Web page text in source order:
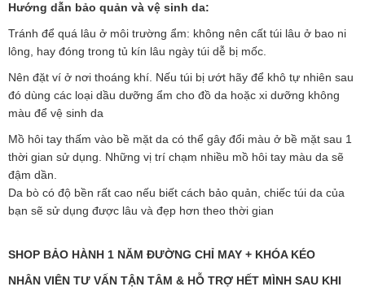
Hướng dẫn bảo quản và vệ sinh da:
Tránh để quá lâu ở môi trường ẩm: không nên cất túi lâu ở bao ni
lông, hay đóng trong tủ kín lâu ngày túi dễ bị mốc.
Nên đặt ví ở nơi thoáng khí. Nếu túi bị ướt hãy để khô tự nhiên sau
đó dùng các loại dầu dưỡng ẩm cho đồ da hoặc xi dưỡng không
màu để vệ sinh da
Mồ hôi tay thấm vào bề mặt da có thể gây đổi màu ở bề mặt sau 1
thời gian sử dụng. Những vị trí chạm nhiều mồ hôi tay màu da sẽ
đậm dần.
Da bò có độ bền rất cao nếu biết cách bảo quản, chiếc túi da của
bạn sẽ sử dụng được lâu và đẹp hơn theo thời gian
SHOP BẢO HÀNH 1 NĂM ĐƯỜNG CHỈ MAY + KHÓA KÉO
NHÂN VIÊN TƯ VẤN TẬN TÂM & HỖ TRỢ HẾT MÌNH SAU KHI